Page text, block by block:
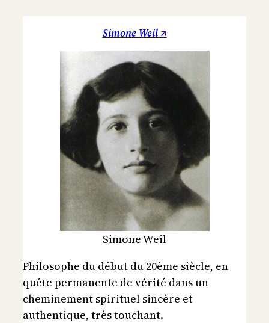
Simone Weil ↗
Simone Weil
Philosophe du début du 20ème siècle, en
quête permanente de vérité dans un
cheminement spirituel sincère et
authentique, très touchant.